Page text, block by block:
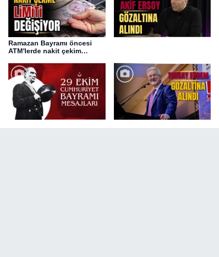
Ramazan Bayramı öncesi
ATM'lerde nakit çekim